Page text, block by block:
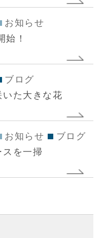
お知らせ
始！
ブログ
た大きな花
お知らせ
ブログ
スを一掃